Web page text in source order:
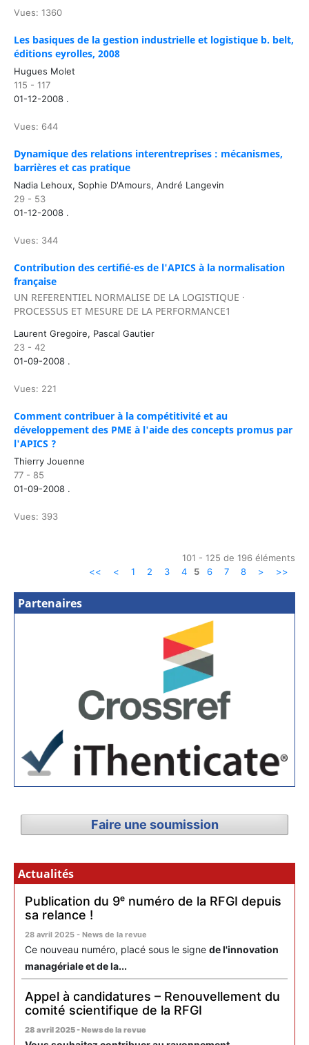
Vues: 1360
Les basiques de la gestion industrielle et logistique b. belt,
éditions eyrolles, 2008
Hugues Molet
115 - 117
01-12-2008 .
Vues: 644
Dynamique des relations interentreprises : mécanismes,
barrières et cas pratique
Nadia Lehoux, Sophie D'Amours, André Langevin
29 - 53
01-12-2008 .
Vues: 344
Contribution des certifié-es de l'APICS à la normalisation
française
UN REFERENTIEL NORMALISE DE LA LOGISTIQUE ·
PROCESSUS ET MESURE DE LA PERFORMANCE1
Laurent Gregoire, Pascal Gautier
23 - 42
01-09-2008 .
Vues: 221
Comment contribuer à la compétitivité et au
développement des PME à l'aide des concepts promus par
l'APICS ?
Thierry Jouenne
77 - 85
01-09-2008 .
Vues: 393
101 - 125 de 196 éléments
<<
< 1 2 3 4 5 6 7 8 > >>
Partenaires
Faire une soumission
Actualités
Publication du 9ᵉ numéro de la RFGI depuis
sa relance !
28 avril 2025 - News de la revue
Ce nouveau numéro, placé sous le signe de l'innovation
managériale et de la...
Appel à candidatures – Renouvellement du
comité scientifique de la RFGI
28 avril 2025 - News de la revue